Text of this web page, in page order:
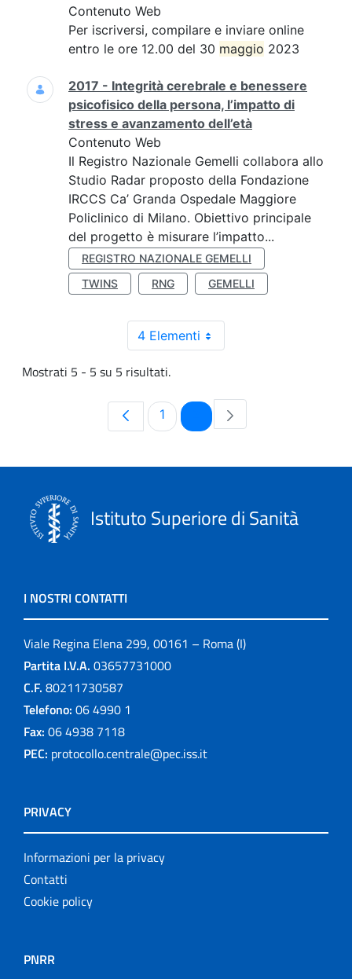
Contenuto Web
Per iscriversi, compilare e inviare online
entro le ore 12.00 del 30 maggio 2023
2017 - Integrità cerebrale e benessere
psicofisico della persona, l’impatto di
stress e avanzamento dell’età
Contenuto Web
Il Registro Nazionale Gemelli collabora allo
Studio Radar proposto della Fondazione
IRCCS Ca’ Granda Ospedale Maggiore
Policlinico di Milano. Obiettivo principale
del progetto è misurare l’impatto...
REGISTRO NAZIONALE GEMELLI
TWINS
RNG GEMELLI
4 Elementi
Mostrati 5 - 5 su 5 risultati.
Pagina
1 Pagina
Istituto Superiore di Sanità
I NOSTRI CONTATTI
Viale Regina Elena 299, 00161 – Roma (I)
Partita I.V.A. 03657731000
C.F. 80211730587
Telefono: 06 4990 1
Fax: 06 4938 7118
PEC: protocollo.centrale@pec.iss.it
PRIVACY
Informazioni per la privacy
Contatti
Cookie policy
PNRR